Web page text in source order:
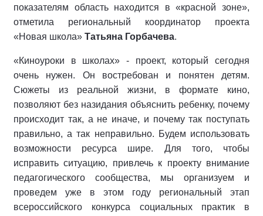
показателям область находится в «красной зоне»,
отметила региональный координатор проекта
«Новая школа» Татьяна Горбачева.
«Киноуроки в школах» - проект, который сегодня
очень нужен. Он востребован и понятен детям.
Сюжеты из реальной жизни, в формате кино,
позволяют без назидания объяснить ребенку, почему
происходит так, а не иначе, и почему так поступать
правильно, а так неправильно. Будем использовать
возможности ресурса шире. Для того, чтобы
исправить ситуацию, привлечь к проекту внимание
педагогического сообщества, мы организуем и
проведем уже в этом году региональный этап
всероссийского конкурса социальных практик в